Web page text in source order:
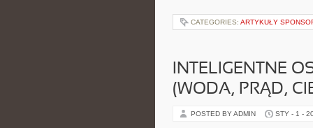
CATEGORIES: ARTYKUŁY
INTELIGENTNE
(WODA, PRĄD,
POSTED BY ADMIN STY - 1 -